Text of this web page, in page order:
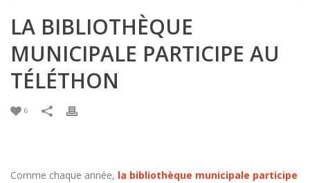
LA BIBLIOTHÈQUE
MUNICIPALE PARTICIPE AU
TÉLÉTHON
6
Comme chaque année, la bibliothèque municipale participe